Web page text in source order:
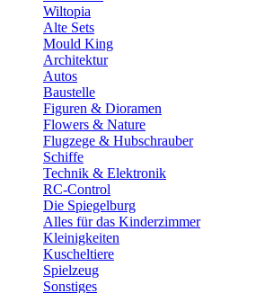
Wiltopia
Alte Sets
Mould King
Architektur
Autos
Baustelle
Figuren & Dioramen
Flowers & Nature
Flugzege & Hubschrauber
Schiffe
Technik & Elektronik
RC-Control
Die Spiegelburg
Alles für das Kinderzimmer
Kleinigkeiten
Kuscheltiere
Spielzeug
Sonstiges